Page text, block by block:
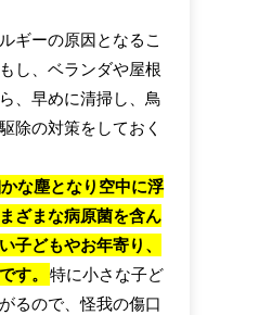
ギーの原因となるこ
し、ベランダや屋根
、早めに清掃し、鳥
除の対策をしておく
な塵となり空中に浮
ざまな病原菌を含ん
子どもやお年寄り、
す。
特に小さな子ど
るので、怪我の傷口